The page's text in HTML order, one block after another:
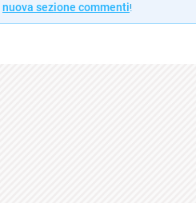
nuova sezione commenti!